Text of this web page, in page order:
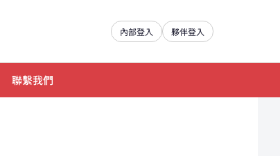
內部登入 夥伴登入
聯繫我們